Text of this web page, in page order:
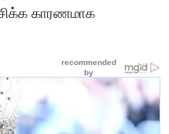
காரணமாக